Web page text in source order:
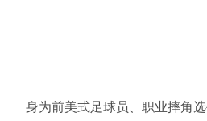
身为前美式足球员、职业摔角